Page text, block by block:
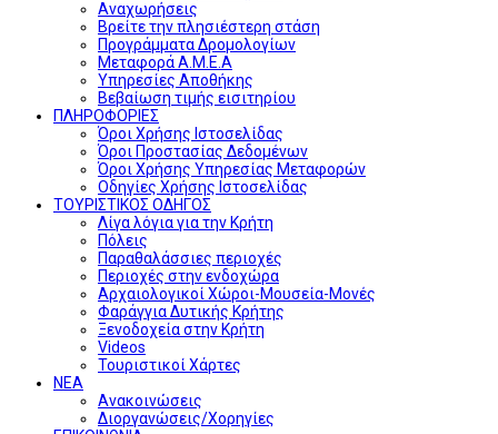
Αναχωρήσεις
Βρείτε την πλησιέστερη στάση
Προγράμματα Δρομολογίων
Μεταφορά Α.Μ.Ε.Α
Υπηρεσίες Αποθήκης
Βεβαίωση τιμής εισιτηρίου
ΠΛΗΡΟΦΟΡΙΕΣ
Όροι Χρήσης Ιστοσελίδας
Όροι Προστασίας Δεδομένων
Όροι Χρήσης Υπηρεσίας Μεταφορών
Οδηγίες Χρήσης Ιστοσελίδας
ΤΟΥΡΙΣΤΙΚΟΣ ΟΔΗΓΟΣ
Λίγα λόγια για την Κρήτη
Πόλεις
Παραθαλάσσιες περιοχές
Περιοχές στην ενδοχώρα
Αρχαιολογικοί Χώροι-Μουσεία-Μονές
Φαράγγια Δυτικής Κρήτης
Ξενοδοχεία στην Κρήτη
Videos
Τουριστικοί Χάρτες
ΝΕΑ
Ανακοινώσεις
Διοργανώσεις/Χορηγίες